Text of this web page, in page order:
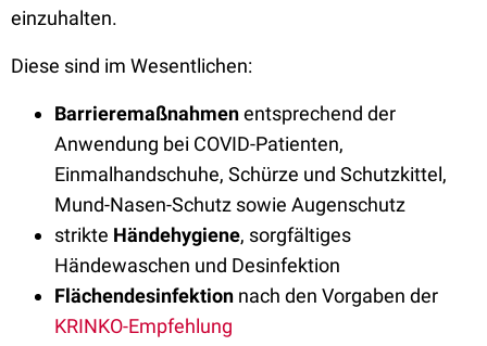
einzuhalten.
Diese sind im Wesentlichen:
Barrieremaßnahmenentsprechend der
Anwendung bei COVID-Patienten,
Einmalhandschuhe, Schürze und Schutzkittel,
Mund-Nasen-Schutz sowie Augenschutz
strikte Händehygiene, sorgfältiges
Händewaschen und Desinfektion
Flächendesinfektion nach den Vorgaben der
KRINKO-Empfehlung